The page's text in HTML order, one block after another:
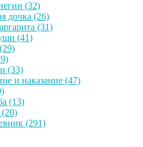
(32)
дочка (26)
(31)
(41)
(29)
(33)
и наказание (47)
(13)
(20)
(291)